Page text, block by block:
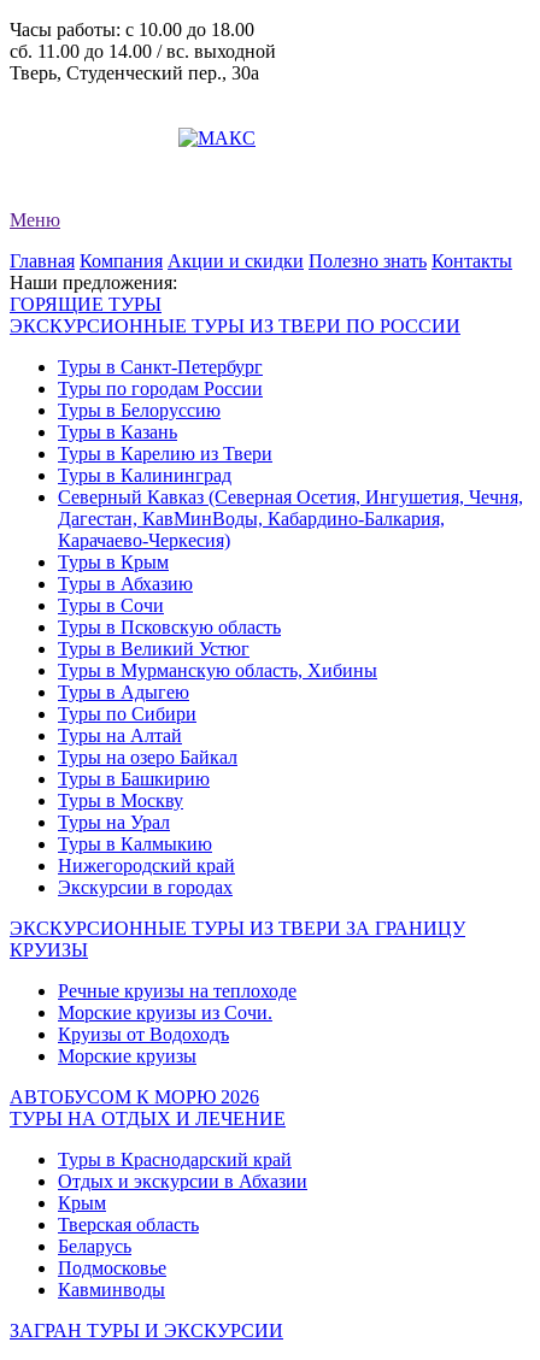
Часы работы: c 10.00 до 18.00
сб. 11.00 до 14.00 / вс. выходной
Тверь, Студенческий пер., 30а
Меню
Главная Компания Акции и скидки Полезно знать Контакты
Наши предложения:
ГОРЯЩИЕ ТУРЫ
ЭКСКУРСИОННЫЕ ТУРЫ ИЗ ТВЕРИ ПО РОССИИ
Туры в Санкт-Петербург
Туры по городам России
Туры в Белоруссию
Туры в Казань
Туры в Карелию из Твери
Туры в Калининград
Северный Кавказ (Северная Осетия, Ингушетия, Чечня,
Дагестан, КавМинВоды, Кабардино-Балкария,
Карачаево-Черкесия)
Туры в Крым
Туры в Абхазию
Туры в Сочи
Туры в Псковскую область
Туры в Великий Устюг
Туры в Мурманскую область, Хибины
Туры в Адыгею
Туры по Сибири
Туры на Алтай
Туры на озеро Байкал
Туры в Башкирию
Туры в Москву
Туры на Урал
Туры в Калмыкию
Нижегородский край
Экскурсии в городах
ЭКСКУРСИОННЫЕ ТУРЫ ИЗ ТВЕРИ ЗА ГРАНИЦУ
КРУИЗЫ
Речные круизы на теплоходе
Морские круизы из Сочи.
Круизы от Водоходъ
Морские круизы
АВТОБУСОМ К МОРЮ 2026
ТУРЫ НА ОТДЫХ И ЛЕЧЕНИЕ
Туры в Краснодарский край
Отдых и экскурсии в Абхазии
Крым
Тверская область
Беларусь
Подмосковье
Кавминводы
ЗАГРАН ТУРЫ И ЭКСКУРСИИ